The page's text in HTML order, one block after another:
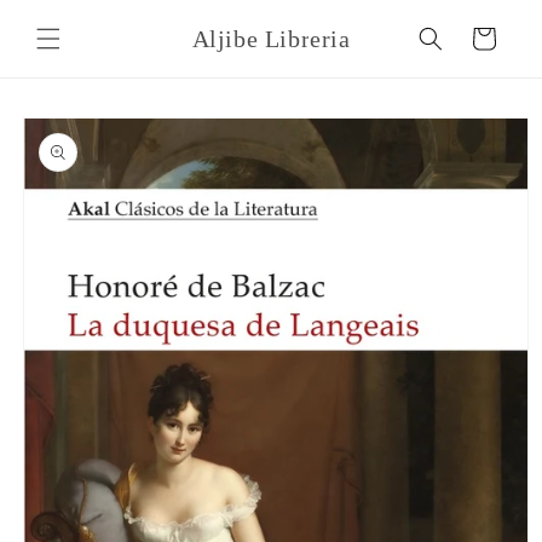
directamente
al contenido
Aljibe Libreria Carrito
directamente
a la
información
del producto